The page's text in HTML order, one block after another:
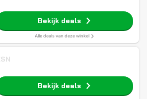
Bekijk deals
Alle deals van deze winkel
Bekijk deals